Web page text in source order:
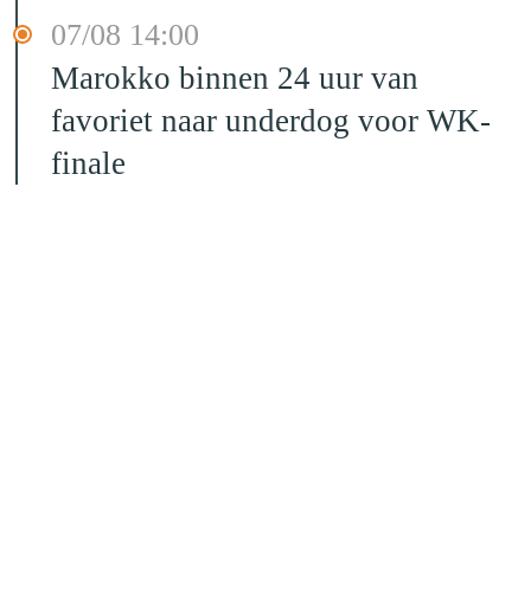
07/08 14:00
Marokko binnen 24 uur van
favoriet naar underdog voor WK-
finale